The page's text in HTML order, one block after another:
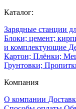
Каталог:
Зарядные станции
Блоки; цемент;
и комплектующие
Картон; Плёнки;
Грунтовки;
Компания
О компании